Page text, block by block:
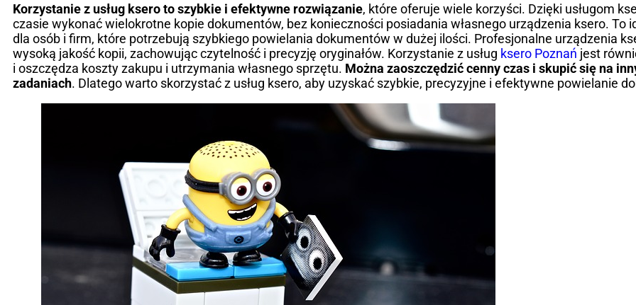
Korzystanie z usług ksero to szybkie i efektywne rozwiązanie, które oferuje wiele korzyści. Dzięki usługom
czasie wykonać wielokrotne kopie dokumentów, bez konieczności posiadania własnego urządzenia ksero. To
dla osób i firm, które potrzebują szybkiego powielania dokumentów w dużej ilości. Profesjonalne urządzenia
wysoką jakość kopii, zachowując czytelność i precyzję oryginałów. Korzystanie z usług ksero Poznań jest
i oszczędza koszty zakupu i utrzymania własnego sprzętu. Można zaoszczędzić cenny czas i skupić się na
zadaniach. Dlatego warto skorzystać z usług ksero, aby uzyskać szybkie, precyzyjne i efektywne powielanie